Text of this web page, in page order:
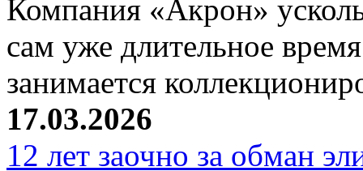
Компания «Акрон»
сам уже длительное
занимается
17.03.2026
12 лет заочно за обман